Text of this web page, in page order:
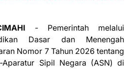
- Pemerintah melalui
Dasar dan Menengah
Nomor 7 Tahun 2026 tentang
Aparatur Sipil Negara (ASN) di